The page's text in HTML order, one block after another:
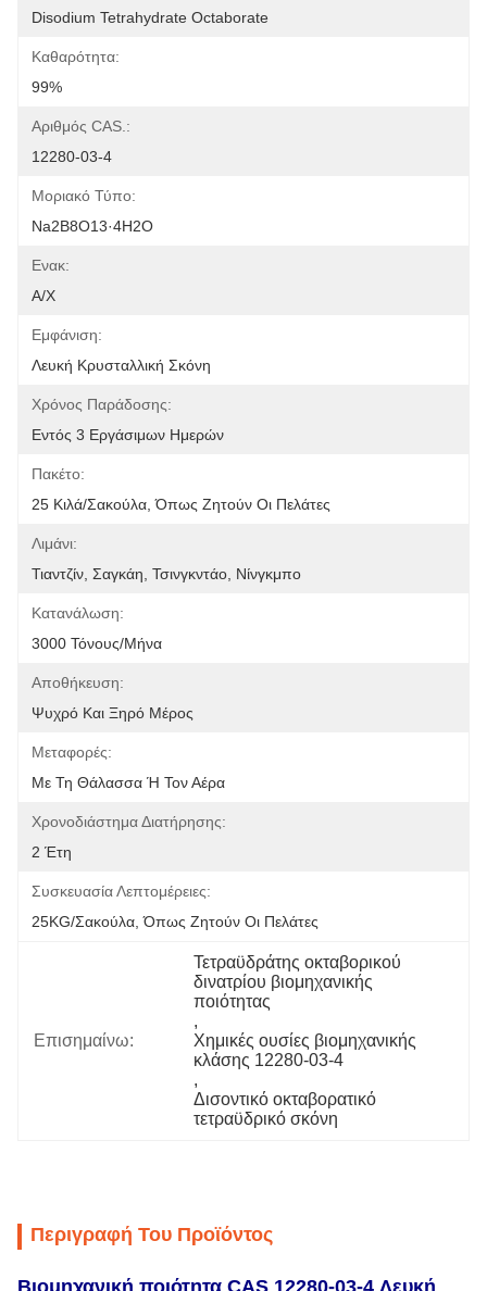
Disodium Tetrahydrate Octaborate
Καθαρότητα:
99%
Αριθμός CAS.:
12280-03-4
Μοριακό Τύπο:
Na2B8O13·4H2O
Ενακ:
Α/Χ
Εμφάνιση:
Λευκή Κρυσταλλική Σκόνη
Χρόνος Παράδοσης:
Εντός 3 Εργάσιμων Ημερών
Πακέτο:
25 Κιλά/σακούλα, Όπως Ζητούν Οι Πελάτες
Λιμάνι:
Τιαντζίν, Σαγκάη, Τσινγκντάο, Νίνγκμπο
Κατανάλωση:
3000 Τόνους/μήνα
Αποθήκευση:
Ψυχρό Και Ξηρό Μέρος
Μεταφορές:
Με Τη Θάλασσα Ή Τον Αέρα
Χρονοδιάστημα Διατήρησης:
2 Έτη
Συσκευασία Λεπτομέρειες:
25KG/σακούλα, Όπως Ζητούν Οι Πελάτες
Επισημαίνω:
Τετραϋδράτης οκταβορικού
δινατρίου βιομηχανικής
ποιότητας
,
Χημικές ουσίες βιομηχανικής
κλάσης 12280-03-4
,
Δισοντικό οκταβορατικό
τετραϋδρικό σκόνη
Περιγραφή Του Προϊόντος
Βιομηχανική ποιότητα CAS 12280-03-4 Λευκή